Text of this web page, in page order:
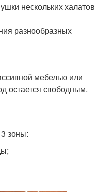
нескольких халатов
разнообразных
мебелью или
остается свободным.
зоны: